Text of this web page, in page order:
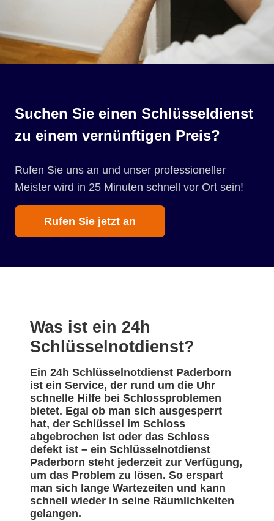
Suchen Sie einen Schlüsseldienst
zu einem vernünftigen Preis?
Rufen Sie uns an und unser professioneller
Meister wird in 25 Minuten schnell vor Ort sein!
Rufen Sie jetzt an
Was ist ein 24h
Schlüsselnotdienst?
Ein 24h Schlüsselnotdienst Paderborn
ist ein Service, der rund um die Uhr
schnelle Hilfe bei Schlossproblemen
bietet. Egal ob man sich ausgesperrt
hat, der Schlüssel im Schloss
abgebrochen ist oder das Schloss
defekt ist – ein Schlüsselnotdienst
Paderborn steht jederzeit zur Verfügung,
um das Problem zu lösen. So erspart
man sich lange Wartezeiten und kann
schnell wieder in seine Räumlichkeiten
gelangen.